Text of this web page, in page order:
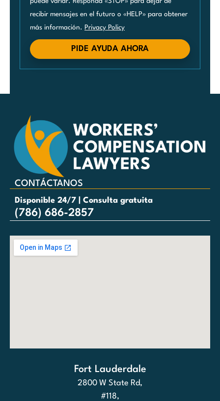
recibir mensajes en el futuro o «HELP» para obtener
más información. Privacy Policy
PIDE AYUDA AHORA
CONTÁCTANOS
Disponible 24/7 | Consulta gratuita
(786) 686-2857
Fort Lauderdale
2800 W State Rd,
#118,